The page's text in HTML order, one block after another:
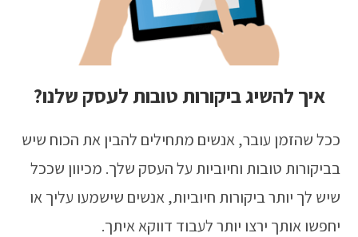
איך להשיג ביקורות טובות לעסק שלנו?
ככל שהזמן עובר, אנשים מתחילים להבין את הכוח שיש
בביקורות טובות וחיוביות על העסק שלך. מכיוון שככל
שיש לך יותר ביקורות חיוביות, אנשים שישמעו עליך או
יחפשו אותך ירצו יותר לעבוד דווקא איתך.